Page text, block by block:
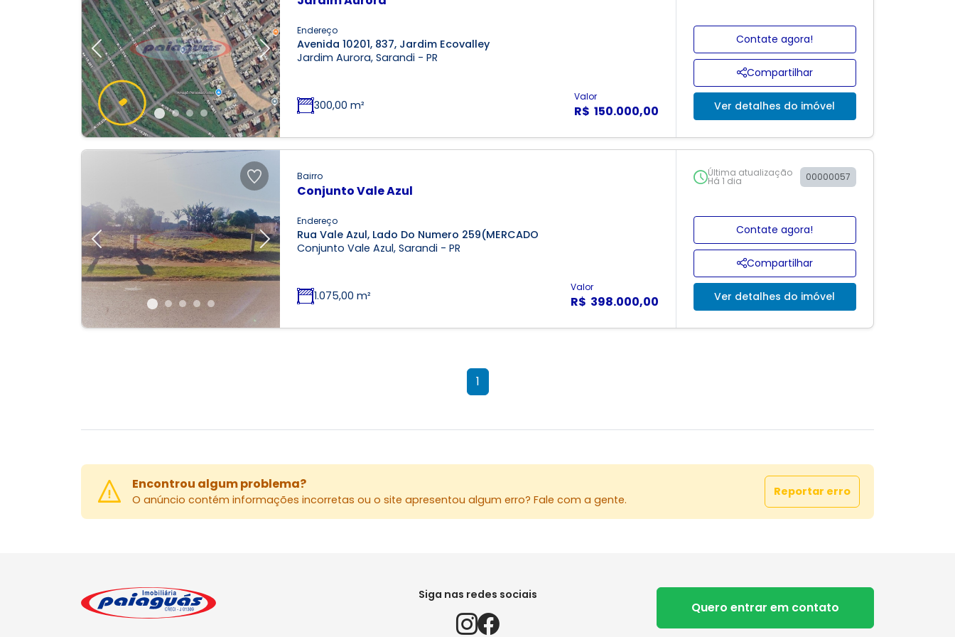
Previous Next
Endereço
Avenida 10201, 837, Jardim Ecovalley
Jardim Aurora, Sarandi - PR
300,00 m²
Valor
R$ 150.000,00
Contate agora!
Compartilhar
Ver detalhes do imóvel
Previous Next
Bairro
Conjunto Vale Azul
Endereço
Rua Vale Azul, Lado Do Numero 259(MERCADO
Conjunto Vale Azul, Sarandi - PR
1.075,00 m²
Valor
R$ 398.000,00
Última atualização
Há 1 dia 00000057
Contate agora!
Compartilhar
Ver detalhes do imóvel
1
Encontrou algum problema?
O anúncio contém informações incorretas ou o site apresentou algum erro? Fale com a gente.
Reportar erro
Siga nas redes sociais
Quero entrar em contato